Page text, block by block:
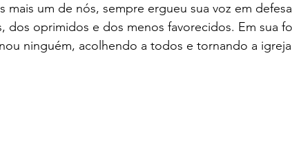
mais um de nós, sempre ergueu sua voz em
dos oprimidos e dos menos favorecidos. Em sua
ninguém, acolhendo a todos e tornando a